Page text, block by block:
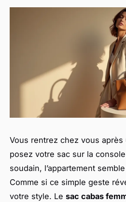
Vous rentrez chez vous
posez votre sac sur la
soudain, l’appartement
Comme si ce simple geste
votre style. Le sac cabas